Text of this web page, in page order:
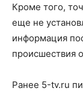
Кроме того,
еще не
информация
происшествия
Ранее 5-tv.ru